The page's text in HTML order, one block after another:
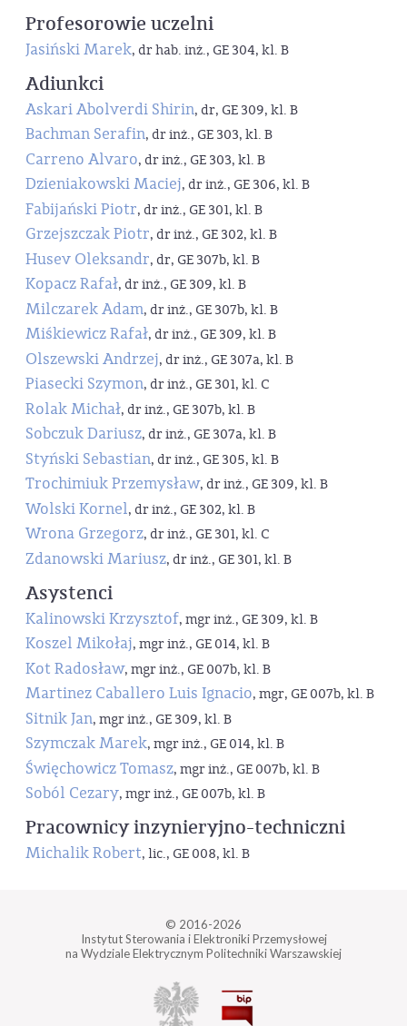
Profesorowie uczelni
Jasiński Marek, dr hab. inż., GE 304, kl. B
Adiunkci
Askari Abolverdi Shirin, dr, GE 309, kl. B
Bachman Serafin, dr inż., GE 303, kl. B
Carreno Alvaro, dr inż., GE 303, kl. B
Dzieniakowski Maciej, dr inż., GE 306, kl. B
Fabijański Piotr, dr inż., GE 301, kl. B
Grzejszczak Piotr, dr inż., GE 302, kl. B
Husev Oleksandr, dr, GE 307b, kl. B
Kopacz Rafał, dr inż., GE 309, kl. B
Milczarek Adam, dr inż., GE 307b, kl. B
Miśkiewicz Rafał, dr inż., GE 309, kl. B
Olszewski Andrzej, dr inż., GE 307a, kl. B
Piasecki Szymon, dr inż., GE 301, kl. C
Rolak Michał, dr inż., GE 307b, kl. B
Sobczuk Dariusz, dr inż., GE 307a, kl. B
Styński Sebastian, dr inż., GE 305, kl. B
Trochimiuk Przemysław, dr inż., GE 309, kl. B
Wolski Kornel, dr inż., GE 302, kl. B
Wrona Grzegorz, dr inż., GE 301, kl. C
Zdanowski Mariusz, dr inż., GE 301, kl. B
Asystenci
Kalinowski Krzysztof, mgr inż., GE 309, kl. B
Koszel Mikołaj, mgr inż., GE 014, kl. B
Kot Radosław, mgr inż., GE 007b, kl. B
Martinez Caballero Luis Ignacio, mgr, GE 007b, kl. B
Sitnik Jan, mgr inż., GE 309, kl. B
Szymczak Marek, mgr inż., GE 014, kl. B
Święchowicz Tomasz, mgr inż., GE 007b, kl. B
Soból Cezary, mgr inż., GE 007b, kl. B
Pracownicy inzynieryjno-techniczni
Michalik Robert, lic., GE 008, kl. B
© 2016-2026
Instytut Sterowania i Elektroniki Przemysłowej
na Wydziale Elektrycznym Politechniki Warszawskiej